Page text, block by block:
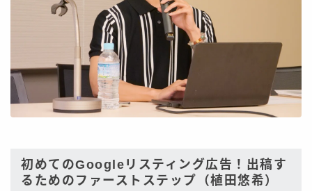
初めてのGoogleリスティング広告！出稿す
るためのファーストステップ（植田悠希）